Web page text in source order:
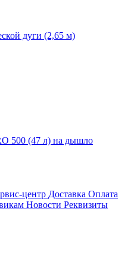
дуги (2,65 м)
500 (47 л) на дышло
центр Доставка Оплата
Новости Реквизиты